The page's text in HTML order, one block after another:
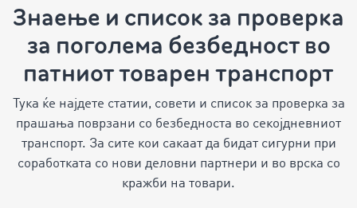
Знаење и список за проверка
за поголема безбедност во
патниот товарен транспорт
Тука ќе најдете статии, совети и список за проверка за
прашања поврзани со безбедноста во секојдневниот
транспорт. За сите кои сакаат да бидат сигурни при
соработката со нови деловни партнери и во врска со
кражби на товари.